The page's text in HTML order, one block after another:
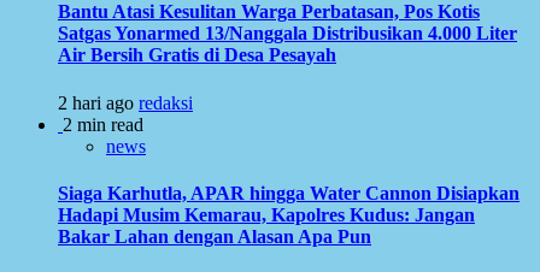
Bantu Atasi Kesulitan Warga Perbatasan, Pos Kotis
Satgas Yonarmed 13/Nanggala Distribusikan 4.000 Liter
Air Bersih Gratis di Desa Pesayah
2 hari ago redaksi
2 min read
news
Siaga Karhutla, APAR hingga Water Cannon Disiapkan
Hadapi Musim Kemarau, Kapolres Kudus: Jangan
Bakar Lahan dengan Alasan Apa Pun